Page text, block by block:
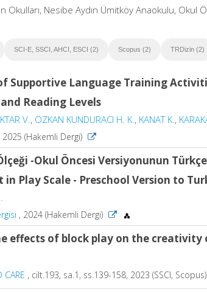
Okulları, Nesibe Aydın Ümitköy Anaokulu, Okul
SCI-E, SSCI, AHCI, ESCI (2) Scopus (2) TRDizin (2)
Supportive Language Training
Reading Levels
V., ÖZKAN KUNDURACI H. K., KANAT K.,
2025 (Hakemli Dergi)
-Okul Öncesi Versiyonunun
Play Scale - Preschool Version to
, 2024 (Hakemli Dergi)
effects of block play on the creativity
CARE , cilt.193, sa.1, ss.139-158, 2023 (SSCI, Scopus)